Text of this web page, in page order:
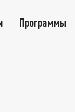
Программы